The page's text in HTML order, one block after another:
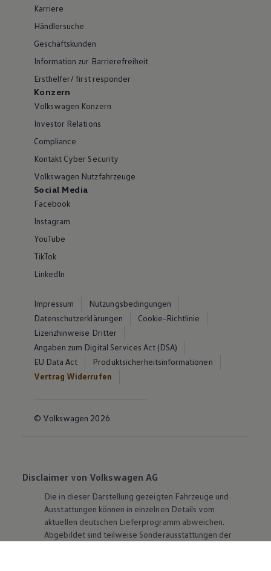
Karriere
Händlersuche
Geschäftskunden
Information zur Barrierefreiheit
Ersthelfer/ first responder
Konzern
Volkswagen Konzern
Investor Relations
Compliance
Kontakt Cyber Security
Volkswagen Nutzfahrzeuge
Social Media
Facebook
Instagram
YouTube
TikTok
LinkedIn
Impressum
Nutzungsbedingungen
Datenschutzerklärungen
Cookie-Richtlinie
Lizenzhinweise Dritter
Angaben zum Digital Services Act (DSA)
EU Data Act
Produktsicherheitsinformationen
Vertrag Widerrufen
© Volkswagen 2026
Disclaimer von Volkswagen AG
Die in dieser Darstellung gezeigten Fahrzeuge und
Ausstattungen können in einzelnen Details vom
aktuellen deutschen Lieferprogramm abweichen.
Abgebildet sind teilweise Sonderausstattungen der